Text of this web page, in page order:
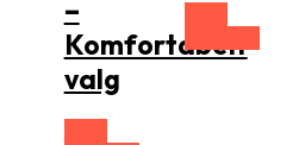
–
Komfortabelt
valg
Størrelse